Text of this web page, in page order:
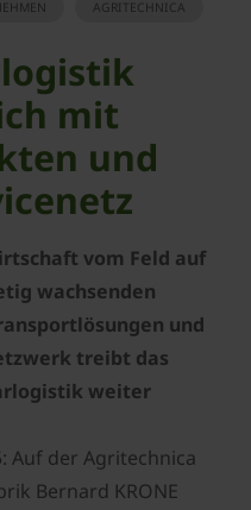
AGRITECHNICA
mit
und
vom Feld auf
wachsenden
und
treibt das
weiter
Auf der Agritechnica
Bernard KRONE